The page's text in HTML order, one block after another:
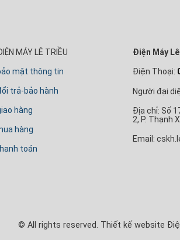
MÁY LÊ TRIỀU
mật thông tin
trả-bảo hành
hàng
hàng
toán
Điện Máy
Điện Thoại:
Người đại
Địa chỉ: Số
2, P. Thạnh
Email:
© All rights reserved. Thiết kế website